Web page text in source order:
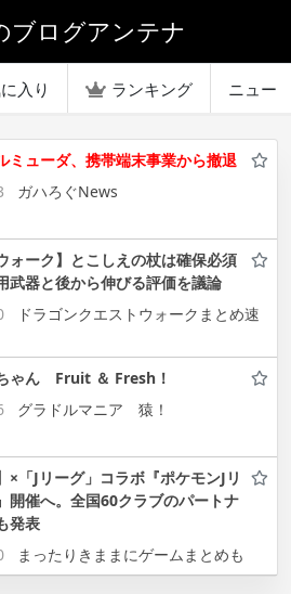
ブログアンテナ
入り ランキング ニュー
ミューダ、携帯端末事業から撤退
ガハろぐNews
ォーク】とこしえの杖は確保必須
武器と後から伸びる評価を議論
ドラゴンクエストウォークまとめ速
ゃん Fruit ＆ Fresh！
グラドルマニア 猿！
×「Jリーグ」コラボ『ポケモンJリ
開催へ。全国60クラブのパートナ
発表
まったりきままにゲームまとめも